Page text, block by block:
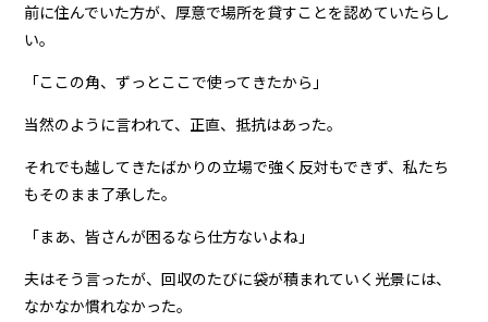
前に住んでいた方が、厚意で場所を貸すことを認めていたらし
い。
「ここの角、ずっとここで使ってきたから」
当然のように言われて、正直、抵抗はあった。
それでも越してきたばかりの立場で強く反対もできず、私たち
もそのまま了承した。
「まあ、皆さんが困るなら仕方ないよね」
夫はそう言ったが、回収のたびに袋が積まれていく光景には、
なかなか慣れなかった。